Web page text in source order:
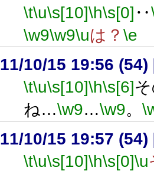
\t\u\s[10]\h\s[0] ‥
\w9\w9\uは？ \e
11/10/15 19:56 (54)
\t\u\s[10]\h\s[6]
ね…\w9…\w9。
11/10/15 19:57 (54)
\t\u\s[10]\h\s[0]\u